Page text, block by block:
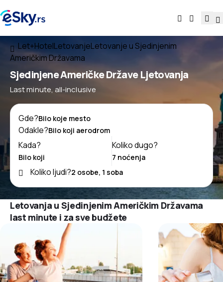
Let+HotelLetovanjeLetovanje u Sjedinjenim
Američkim Državama
Sjedinjene Američke Države Ljetovanja
Last minute, all-inclusive
Gde?
Odakle?
Kada?
Koliko dugo?
Koliko ljudi?
Letovanja u Sjedinjenim Američkim Državama
last minute i za sve budžete